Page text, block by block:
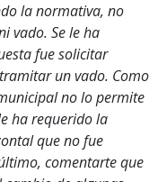
la normativa, no
vado. Se le ha
fue solicitar
un vado. Como
no lo permite
ha requerido la
que no fue
comentarte que